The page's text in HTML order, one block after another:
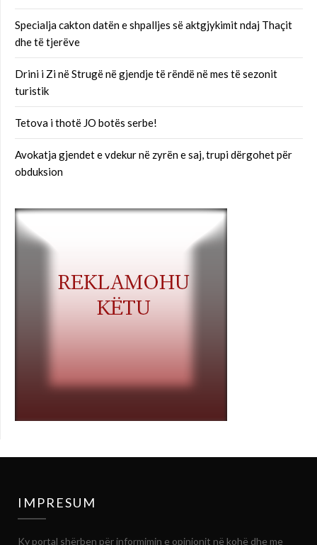
Specialja cakton datën e shpalljes së aktgjykimit ndaj Thaçit
dhe të tjerëve
Drini i Zi në Strugë në gjendje të rëndë në mes të sezonit
turistik
Tetova i thotë JO botës serbe!
Avokatja gjendet e vdekur në zyrën e saj, trupi dërgohet për
obduksion
IMPRESUM
Ky portal shërben për informimin e opinionit në kohë dhe me